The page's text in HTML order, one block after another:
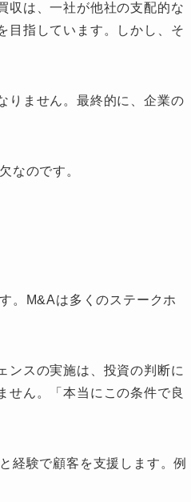
収は、一社が他社の支配的な
目指しています。しかし、そ
りません。最終的に、企業の
なのです。
。M&Aは多くのステークホ
ンスの実施は、投資の判断に
せん。「本当にこの条件で良
経験で顧客を支援します。例